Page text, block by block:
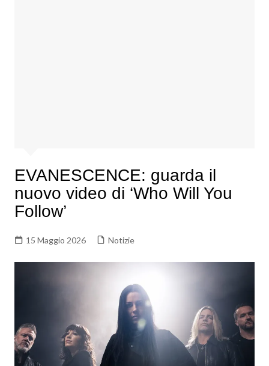
EVANESCENCE: guarda il
nuovo video di ‘Who Will You
Follow’
15 Maggio 2026 Notizie